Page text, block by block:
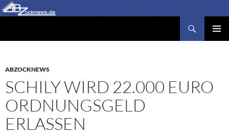
Zum
Inhalt
ABZOCKNEWS
SCHILY WIRD 22.000 EURO
ORDNUNGSGELD
ERLASSEN